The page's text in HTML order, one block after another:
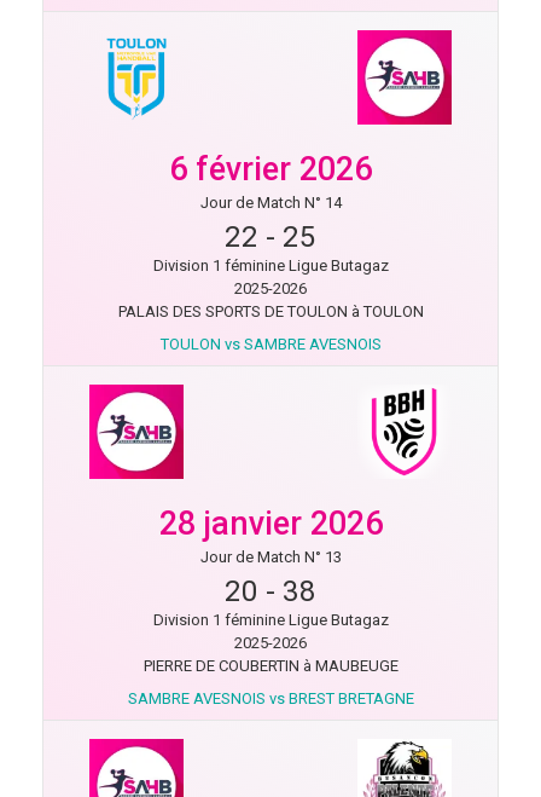
6 février 2026
Jour de Match N° 14
22 - 25
Division 1 féminine Ligue Butagaz
2025-2026
PALAIS DES SPORTS DE TOULON à TOULON
TOULON vs SAMBRE AVESNOIS
28 janvier 2026
Jour de Match N° 13
20 - 38
Division 1 féminine Ligue Butagaz
2025-2026
PIERRE DE COUBERTIN à MAUBEUGE
SAMBRE AVESNOIS vs BREST BRETAGNE